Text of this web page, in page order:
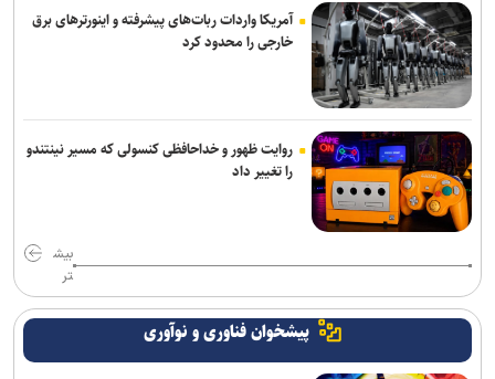
آمریکا واردات ربات‌های پیشرفته و اینورترهای برق
خارجی را محدود کرد
روایت ظهور و خداحافظی کنسولی که مسیر نینتندو
را تغییر داد
بیش
تر
پیشخوان فناوری و نوآوری